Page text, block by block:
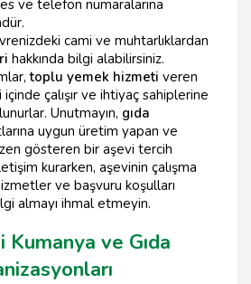
ve telefon numaralarına
cami ve muhtarlıklardan
hakkında bilgi alabilirsiniz.
toplu yemek hizmeti veren
çalışır ve ihtiyaç sahiplerine
Unutmayın, gıda
uygun üretim yapan ve
gösteren bir aşevi tercih
kurarken, aşevinin çalışma
ve başvuru koşulları
almayı ihmal etmeyin.
Kumanya ve Gıda